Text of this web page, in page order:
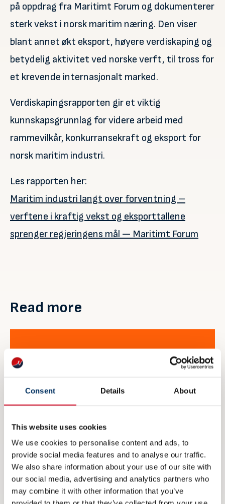
Consent Details About
This website uses cookies
We use cookies to personalise content and ads, to
provide social media features and to analyse our traffic.
We also share information about your use of our site with
our social media, advertising and analytics partners who
may combine it with other information that you’ve
på oppdrag fra Maritimt Forum og dokumenterer
sterk vekst i norsk maritim næring. Den viser
blant annet økt eksport, høyere verdiskaping og
betydelig aktivitet ved norske verft, til tross for
et krevende internasjonalt marked.
Verdiskapingsrapporten gir et viktig
kunnskapsgrunnlag for videre arbeid med
rammevilkår, konkurransekraft og eksport for
norsk maritim industri.
Les rapporten her:
Maritim industri langt over forventning –
verftene i kraftig vekst og eksporttallene
sprenger regjeringens mål — Maritimt Forum
Read more